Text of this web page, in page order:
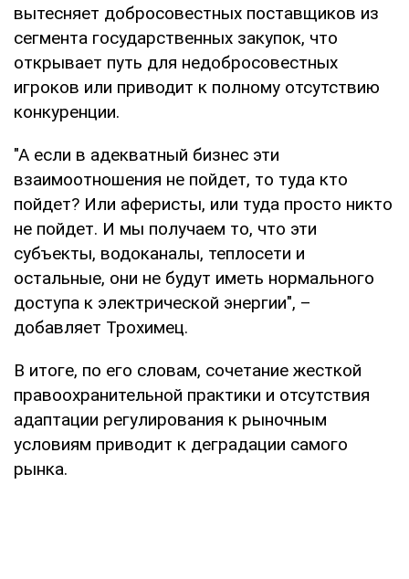
вытесняет добросовестных поставщиков из
сегмента государственных закупок, что
открывает путь для недобросовестных
игроков или приводит к полному отсутствию
конкуренции.
"А если в адекватный бизнес эти
взаимоотношения не пойдет, то туда кто
пойдет? Или аферисты, или туда просто никто
не пойдет. И мы получаем то, что эти
субъекты, водоканалы, теплосети и
остальные, они не будут иметь нормального
доступа к электрической энергии", –
добавляет Трохимец.
В итоге, по его словам, сочетание жесткой
правоохранительной практики и отсутствия
адаптации регулирования к рыночным
условиям приводит к деградации самого
рынка.